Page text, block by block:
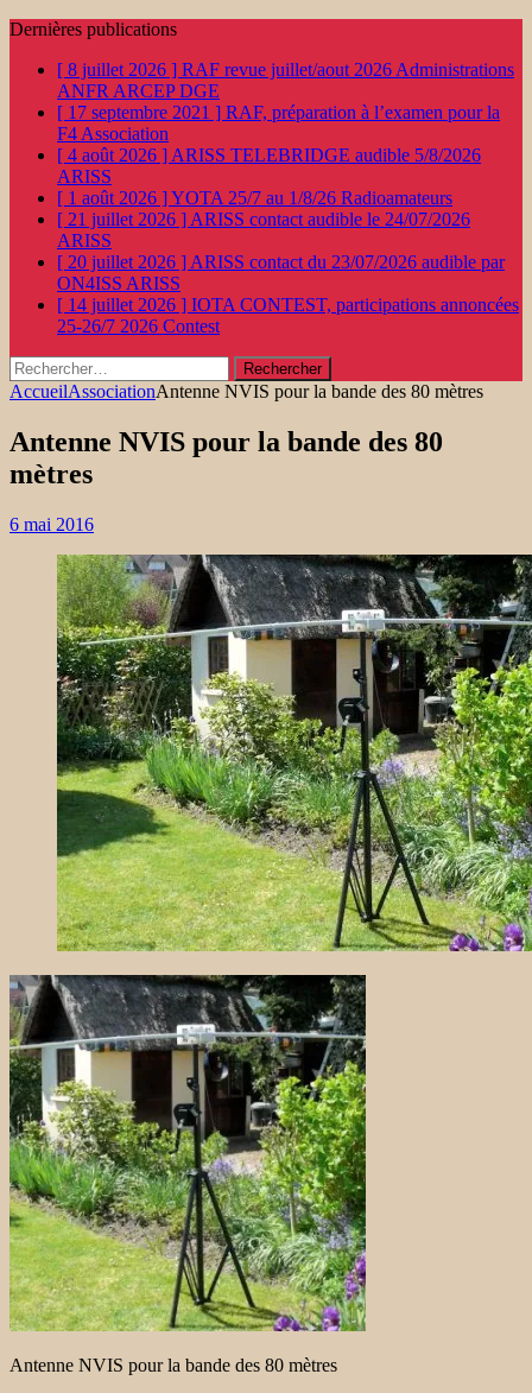
Dernières publications
[ 8 juillet 2026 ] RAF revue juillet/aout 2026 Administrations
ANFR ARCEP DGE
[ 17 septembre 2021 ] RAF, préparation à l’examen pour la
F4 Association
[ 4 août 2026 ] ARISS TELEBRIDGE audible 5/8/2026
ARISS
[ 1 août 2026 ]YOTA 25/7 au 1/8/26 Radioamateurs
[ 21 juillet 2026 ] ARISS contact audible le 24/07/2026
ARISS
[ 20 juillet 2026 ] ARISS contact du 23/07/2026 audible par
ON4ISS ARISS
[ 14 juillet 2026 ] IOTA CONTEST, participations annoncées
25-26/7 2026 Contest
Rechercher :
AccueilAssociationAntenne NVIS pour la bande des 80 mètres
Antenne NVIS pour la bande des 80
mètres
6 mai 2016
Antenne NVIS pour la bande des 80 mètres